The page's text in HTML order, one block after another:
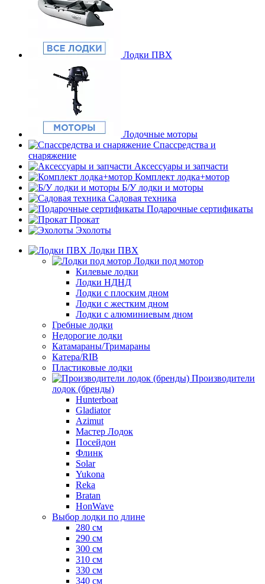
Лодки ПВХ
Лодочные моторы
Спассредства и
снаряжение
Аксессуары и запчасти
Комплект лодка+мотор
Б/У лодки и моторы
Садовая техника
Подарочные сертификаты
Прокат
Эхолоты
Лодки ПВХ
Лодки под мотор
Килевые лодки
Лодки НДНД
Лодки с плоским дном
Лодки с жестким дном
Лодки с алюминиевым дном
Гребные лодки
Недорогие лодки
Катамараны/Тримараны
Катера/RIB
Пластиковые лодки
Производители
лодок (бренды)
Hunterboat
Gladiator
Azimut
Мастер Лодок
Посейдон
Флинк
Solar
Yukona
Reka
Bratan
HonWave
Выбор лодки по длине
280 см
290 см
300 см
310 см
330 см
340 см